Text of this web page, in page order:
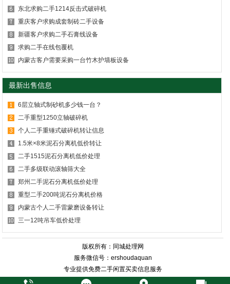
东北求购二手1214反击式破碎机
重庆客户求购成套制砖二手设备
新疆客户求购二手石膏线设备
求购二手在线包覆机
内蒙古客户需要采购一台竹木护墙板设备
最新出售信息
6层立轴式制砂机多少钱一台？
二手重型1250立轴破碎机
个人二手重锤式破碎机转让信息
1.5米×8米泥石分离机低价转让
二手1515泥石分离机低价处理
二手多级联动滚轴筛大全
郑州二手泥石分离机低价处理
重型二手200吨泥石分离机价格
内蒙古个人二手雷蒙磨设备转让
三一12吨吊车低价处理
版权所有：同城处理网
服务微信号：ershoudaquan
专业提供免费二手闲置买卖信息服务